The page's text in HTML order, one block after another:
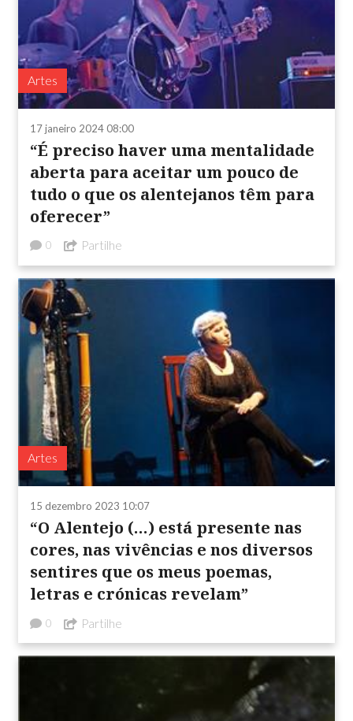
Artes
17 janeiro 2024 08:00
“É preciso haver uma mentalidade
aberta para aceitar um pouco de
tudo o que os alentejanos têm para
oferecer”
0 Partilhe
Artes
15 dezembro 2023 10:07
“O Alentejo (…) está presente nas
cores, nas vivências e nos diversos
sentires que os meus poemas,
letras e crónicas revelam”
0 Partilhe